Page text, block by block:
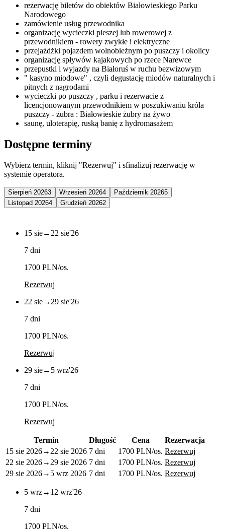
rezerwację biletów do obiektów Białowieskiego Parku
Narodowego
zamówienie usług przewodnika
organizację wycieczki pieszej lub rowerowej z
przewodnikiem - rowery zwykłe i elektryczne
przejażdżki pojazdem wolnobieżnym po puszczy i okolicy
organizację spływów kajakowych po rzece Narewce
przepustki i wyjazdy na Białoruś w ruchu bezwizowym
" kasyno miodowe" , czyli degustację miodów naturalnych i
pitnych z nagrodami
wycieczki po puszczy , parku i rezerwacie z
licencjonowanym przewodnikiem w poszukiwaniu króla
puszczy - żubra : Białowieskie żubry na żywo
saunę, uloterapię, ruską banię z hydromasażem
Dostępne terminy
Wybierz termin, kliknij "Rezerwuj" i sfinalizuj rezerwację w
systemie operatora.
Sierpień 20263 Wrzesień 20264 Październik 20265
Listopad 20264 Grudzień 20262
15 sie→ 22 sie'26
7 dni
1700 PLN/os.
Rezerwuj
22 sie→ 29 sie'26
7 dni
1700 PLN/os.
Rezerwuj
29 sie→ 5 wrz'26
7 dni
1700 PLN/os.
Rezerwuj
Termin Długość Cena
Rezerwacja
15 sie 2026→ 22 sie 2026 7 dni 1700 PLN/os. Rezerwuj
22 sie 2026→ 29 sie 2026 7 dni 1700 PLN/os. Rezerwuj
29 sie 2026→ 5 wrz 2026 7 dni 1700 PLN/os. Rezerwuj
5 wrz→ 12 wrz'26
7 dni
1700 PLN/os.